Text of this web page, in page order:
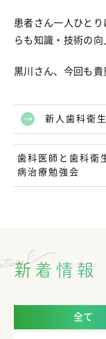
患者さん一人ひと
らも知識・技術の向
黒川さん、今回も貴
新人歯科衛
歯科医師と歯科衛
病治療勉強会
新着情報
全て